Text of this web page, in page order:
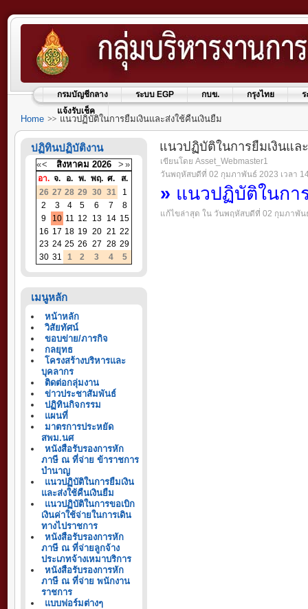
กรมบัญชีกลาง ระบบ EGP กบข. กรุงไทย
ร
แจ้งรับเช็ค
Home แนวปฏิบัติในการยืมเงินและส่งใช้คืนเงินยืม
ปฏิทินปฏิบัติงาน
«< สิงหาคม 2026 > »
อา. จ. อ. พ. พฤ. ศ.
ส.
26 27 28 29 30 31
1
2
3 4 5 6 7
8
9
10 11 12 13 14 15
16 17 18 19 20 21 22
23 24 25 26 27 28 29
30 31 1 2 3 4 5
เมนูหลัก
หน้าหลัก
วิสัยทัศน์
ขอบข่าย/ภารกิจ
กลยุทธ
โครงสร้างบริหารและ
บุคลากร
ติดต่อกลุ่มงาน
ข่าวประชาสัมพันธ์
ปฏิทินกิจกรรม
แผนที่
มาตรการประหยัด
สพม.นศ
หนังสือรับรองการหัก
ภาษี ณ ที่จ่าย ข้าราชการ
บำนาญ
แนวปฏิบัติในการยืมเงิน
และส่งใช้คืนเงินยืม
แนวปฏิบัติในการขอเบิก
เงินค่าใช้จ่ายในการเดิน
ทางไปราชการ
หนังสือรับรองการหัก
ภาษี ณ ที่จ่ายลูกจ้าง
ประเภทจ้างเหมาบริการ
หนังสือรับรองการหัก
ภาษี ณ ที่จ่าย พนักงาน
ราชการ
แบบฟอร์มต่างๆ
แนวปฏิบัติในการยืมเงินแล
เขียนโดย Asset_Webmaster1
วันพฤหัสบดีที่ 02 กุมภาพันธ์ 2023 เวลา
» แนวปฏิบัติในกา
แก้ไขล่าสุด ใน วันพฤหัสบดีที่ 02 กุมภาพัน